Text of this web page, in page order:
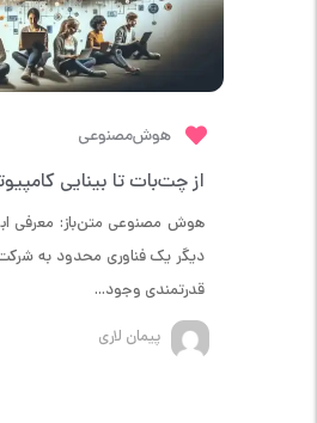
هوش‌مصنوعی
هوش مصنوعی متن‌باز: معرفی
دیگر یک فناوری محدود به
قدرتمندی وجود...
پیمان لاری